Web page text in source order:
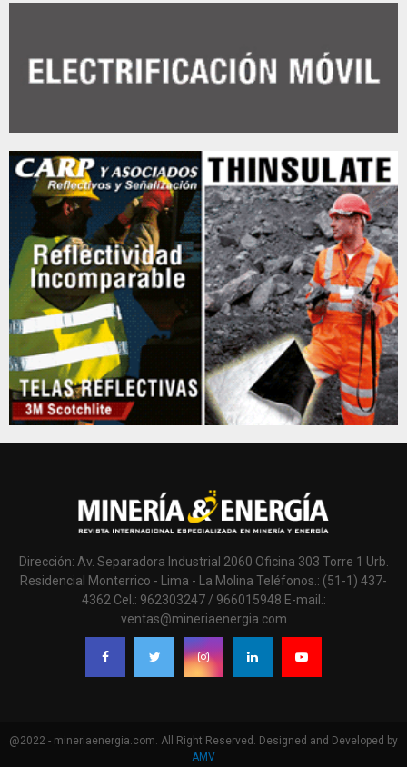
Dirección: Av. Separadora Industrial 2060 Oficina 303 Torre 1 Urb.
Residencial Monterrico - Lima - La Molina Teléfonos.: (51-1) 437-
4362 Cel.: 962303247 / 966015948 E-mail.:
ventas@mineriaenergia.com
@2022 - mineriaenergia.com. All Right Reserved. Designed and Developed by
AMV